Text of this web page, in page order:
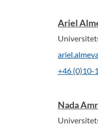
Ariel
+46 (0)10-
Nada